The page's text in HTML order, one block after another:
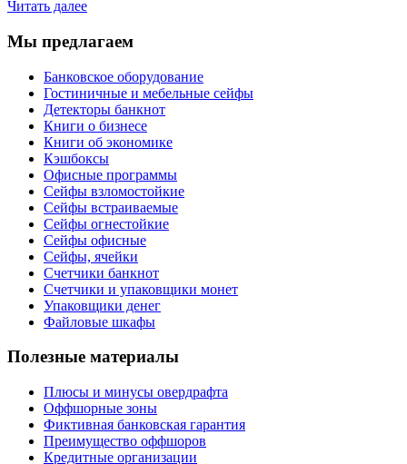
Читать далее
Мы предлагаем
Банковское оборудование
Гостиничные и мебельные сейфы
Детекторы банкнот
Книги о бизнесе
Книги об экономике
Кэшбоксы
Офисные программы
Сейфы взломостойкие
Сейфы встраиваемые
Сейфы огнестойкие
Сейфы офисные
Сейфы, ячейки
Счетчики банкнот
Счетчики и упаковщики монет
Упаковщики денег
Файловые шкафы
Полезные материалы
Плюсы и минусы овердрафта
Оффшорные зоны
Фиктивная банковская гарантия
Преимущество оффшоров
Кредитные организации